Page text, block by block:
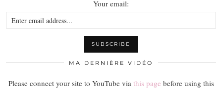
Your email:
MA DERNIÈRE VIDÉO
Please connect your site to YouTube via this page before using this